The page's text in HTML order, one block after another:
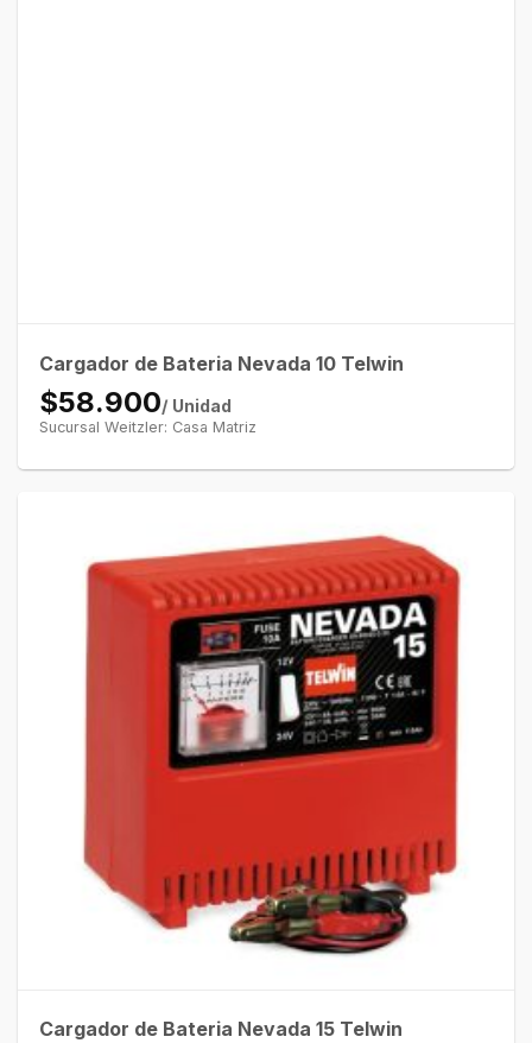
Cargador de Bateria Nevada 10 Telwin
$58.900/ Unidad
Sucursal Weitzler: Casa Matriz
Cargador de Bateria Nevada 15 Telwin